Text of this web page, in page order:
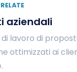
aziendali
di lavoro di
ottimizzati ai